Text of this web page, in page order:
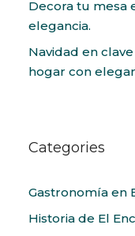
Decora tu mesa
elegancia.
Navidad en
hogar con
Categories
Gastronomía en
Historia de El